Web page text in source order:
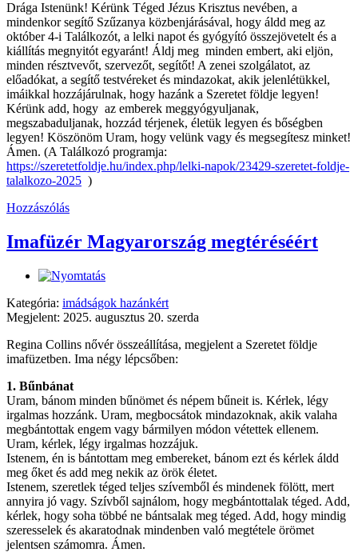
Drága Istenünk! Kérünk Téged Jézus Krisztus nevében, a
mindenkor segítő Szűzanya közbenjárásával, hogy áldd meg az
október 4-i Találkozót, a lelki napot és gyógyító összejövetelt és a
kiállítás megnyitót egyaránt! Áldj meg minden embert, aki eljön,
minden résztvevőt, szervezőt, segítőt! A zenei szolgálatot, az
előadókat, a segítő testvéreket és mindazokat, akik jelenlétükkel,
imáikkal hozzájárulnak, hogy hazánk a Szeretet földje legyen!
Kérünk add, hogy az emberek meggyógyuljanak,
megszabaduljanak, hozzád térjenek, életük legyen és bőségben
legyen! Köszönöm Uram, hogy velünk vagy és megsegítesz minket!
Ámen. (A Találkozó programja:
https://szeretetfoldje.hu/index.php/lelki-napok/23429-szeretet-foldje-
talalkozo-2025 )
Hozzászólás
Imafüzér Magyarország megtéréséért
Kategória: imádságok hazánkért
Megjelent: 2025. augusztus 20. szerda
Regina Collins nővér összeállítása, megjelent a Szeretet földje
imafüzetben. Ima négy lépcsőben:
1. Bűnbánat
Uram, bánom minden bűnömet és népem bűneit is. Kérlek, légy
irgalmas hozzánk. Uram, megbocsátok mindazoknak, akik valaha
megbántottak engem vagy bármilyen módon vétettek ellenem.
Uram, kérlek, légy irgalmas hozzájuk.
Istenem, én is bántottam meg embereket, bánom ezt és kérlek áldd
meg őket és add meg nekik az örök életet.
Istenem, szeretlek téged teljes szívemből és mindenek fölött, mert
annyira jó vagy. Szívből sajnálom, hogy megbántottalak téged. Add,
kérlek, hogy soha többé ne bántsalak meg téged. Add, hogy mindig
szeresselek és akaratodnak mindenben való megtétele örömet
jelentsen számomra. Ámen.